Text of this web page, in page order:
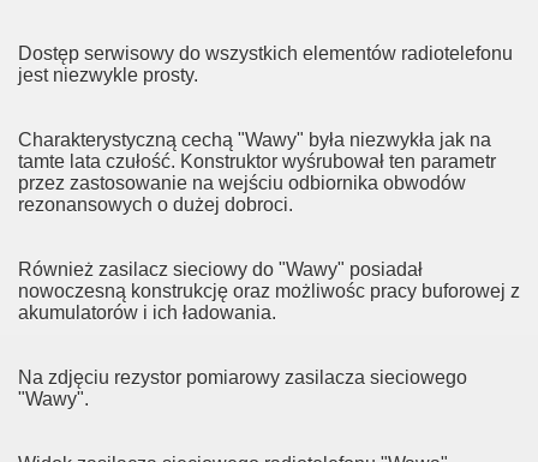
Dostęp serwisowy do wszystkich elementów radiotelefonu
jest niezwykle prosty.
Charakterystyczną cechą "Wawy" była niezwykła jak na
tamte lata czułość. Konstruktor wyśrubował ten parametr
przez zastosowanie na wejściu odbiornika obwodów
rezonansowych o dużej dobroci.
Również zasilacz sieciowy do "Wawy" posiadał
nowoczesną konstrukcję oraz możliwośc pracy buforowej z
akumulatorów i ich ładowania.
Na zdjęciu rezystor pomiarowy zasilacza sieciowego
"Wawy".